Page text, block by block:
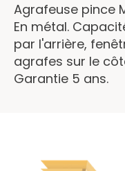
Agrafeuse pince
En métal.
par l'arrière,
agrafes sur le
Garantie 5 ans.